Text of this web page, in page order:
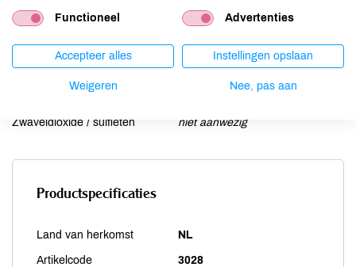
Selderij
niet aanwezig
niet aanwezig
niet aanwezig
Zwaveldioxide / sulfieten
niet aanwezig
Productspecificaties
Land van herkomst NL
Artikelcode 3028
Functioneel Advertenties
Accepteer alles Instellingen opslaan
Weigeren Nee, pas aan